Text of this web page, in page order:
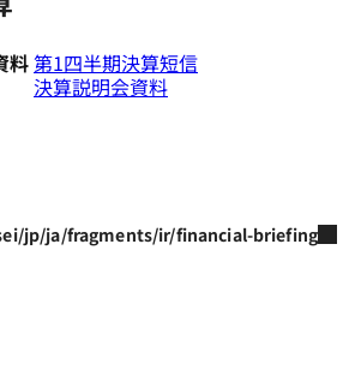
料第1四半期決算短信
決算説明会資料
jp/ja/fragments/ir/financial-briefing